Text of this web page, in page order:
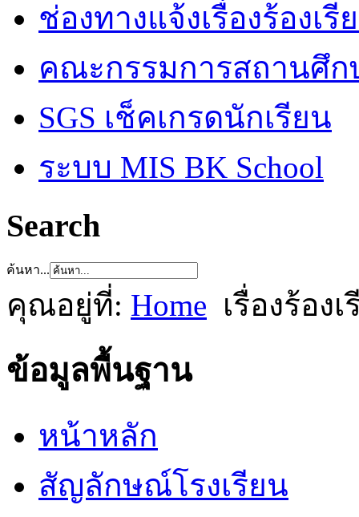
ช่องทางแจ้งเรื่องร้องเ
คณะกรรมการสถานศึก
SGS เช็คเกรดนักเรียน
ระบบ MIS BK School
Search
ค้นหา...
คุณอยู่ที่: Home เรื่องร้อง
ข้อมูลพื้นฐาน
หน้าหลัก
สัญลักษณ์โรงเรียน